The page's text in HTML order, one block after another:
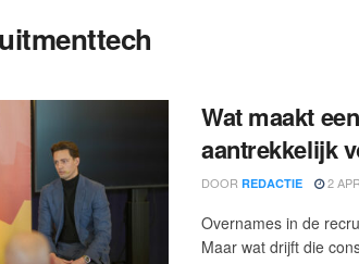
Wat maakt
aantrekkelijk
DOOR REDACTIE 2
Overnames in de
Maar wat drijft die